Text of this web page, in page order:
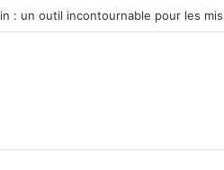
véhicule d’occasion en plein essor